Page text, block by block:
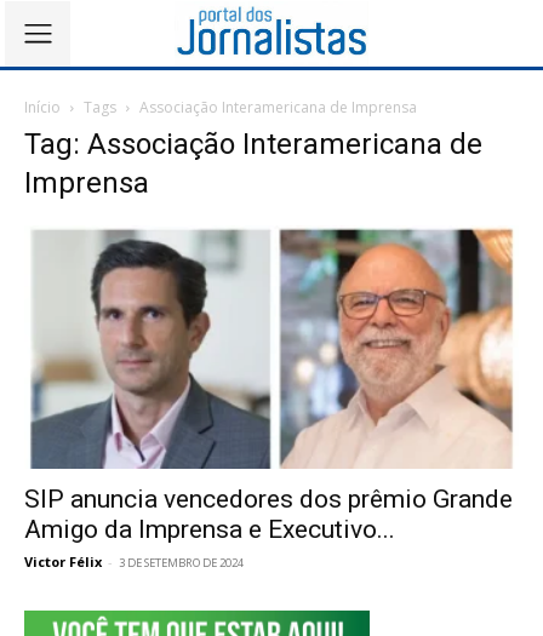
Início Tags Associação Interamericana de Imprensa
Tag: Associação Interamericana de
Imprensa
SIP anuncia vencedores dos prêmio Grande
Amigo da Imprensa e Executivo...
Victor Félix - 3 DE SETEMBRO DE 2024